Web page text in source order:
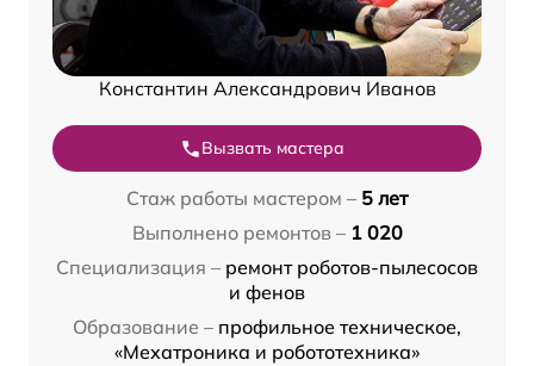
Константин Александрович Иванов
Вызвать мастера
Стаж работы мастером – 5 лет
Выполнено ремонтов – 1 020
Специализация – ремонт роботов-пылесосов
и фенов
Образование – профильное техническое,
«Мехатроника и робототехника»